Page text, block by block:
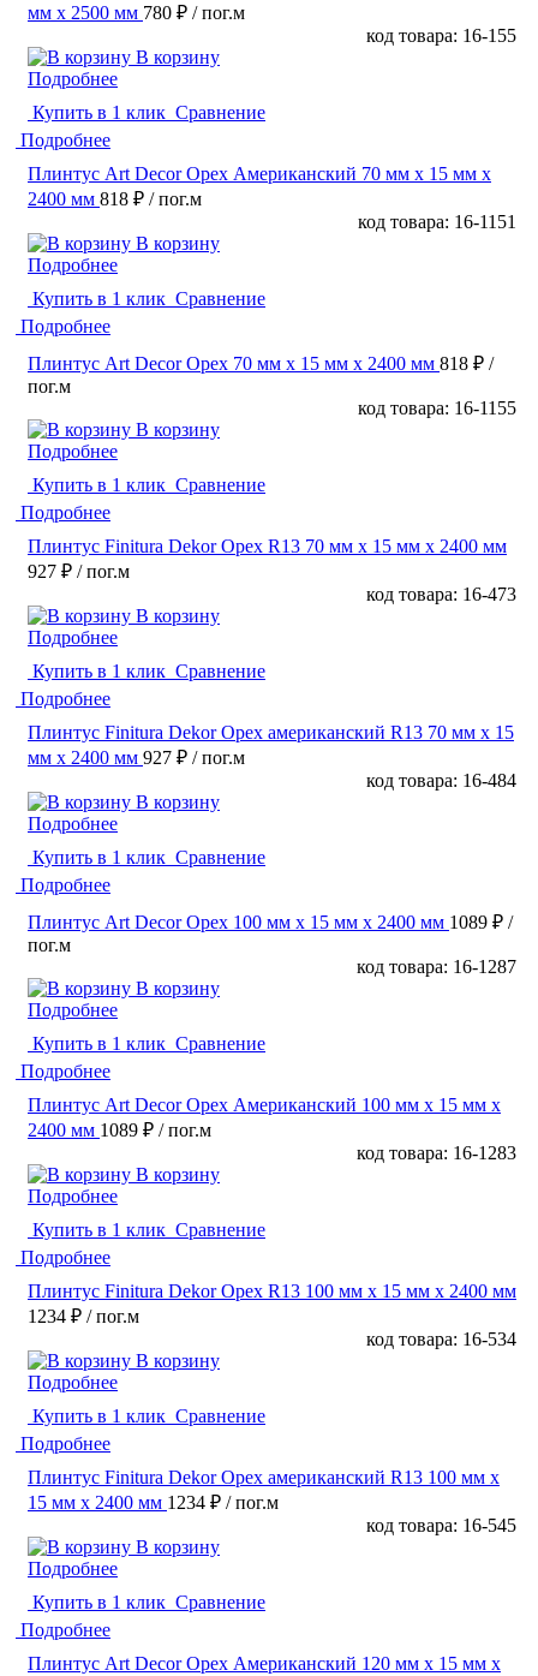
мм х 2500 мм 780 ₽ / пог.м
код товара: 16-155
В корзину
Подробнее
Купить в 1 клик Сравнение
Подробнее
Плинтус Art Decor Орех Американский 70 мм х 15 мм х
2400 мм 818 ₽ / пог.м
код товара: 16-1151
В корзину
Подробнее
Купить в 1 клик Сравнение
Подробнее
Плинтус Art Decor Орех 70 мм х 15 мм х 2400 мм 818 ₽ /
пог.м
код товара: 16-1155
В корзину
Подробнее
Купить в 1 клик Сравнение
Подробнее
Плинтус Finitura Dekor Орех R13 70 мм х 15 мм х 2400 мм
927 ₽ / пог.м
код товара: 16-473
В корзину
Подробнее
Купить в 1 клик Сравнение
Подробнее
Плинтус Finitura Dekor Орех американский R13 70 мм х 15
мм х 2400 мм 927 ₽ / пог.м
код товара: 16-484
В корзину
Подробнее
Купить в 1 клик Сравнение
Подробнее
Плинтус Art Decor Орех 100 мм х 15 мм х 2400 мм 1089 ₽ /
пог.м
код товара: 16-1287
В корзину
Подробнее
Купить в 1 клик Сравнение
Подробнее
Плинтус Art Decor Орех Американский 100 мм х 15 мм х
2400 мм 1089 ₽ / пог.м
код товара: 16-1283
В корзину
Подробнее
Купить в 1 клик Сравнение
Подробнее
Плинтус Finitura Dekor Орех R13 100 мм х 15 мм х 2400 мм
1234 ₽ / пог.м
код товара: 16-534
В корзину
Подробнее
Купить в 1 клик Сравнение
Подробнее
Плинтус Finitura Dekor Орех американский R13 100 мм х
15 мм х 2400 мм 1234 ₽ / пог.м
код товара: 16-545
В корзину
Подробнее
Купить в 1 клик Сравнение
Подробнее
Плинтус Art Decor Орех Американский 120 мм х 15 мм х